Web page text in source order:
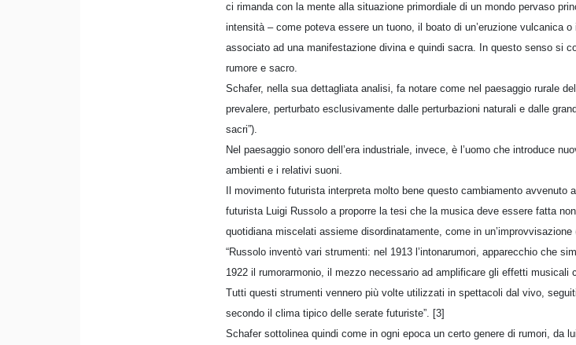
ci rimanda con la mente alla situazione primordiale di un mondo pervaso
intensità – come poteva essere un tuono, il boato di un’eruzione vulcanica
associato ad una manifestazione divina e quindi sacra. In questo senso si
rumore e sacro.
Schafer, nella sua dettagliata analisi, fa notare come nel paesaggio rurale
prevalere, perturbato esclusivamente dalle perturbazioni naturali e dalle
sacri”).
Nel paesaggio sonoro dell’era industriale, invece, è l’uomo che introduce
ambienti e i relativi suoni.
Il movimento futurista interpreta molto bene questo cambiamento
futurista Luigi Russolo a proporre la tesi che la musica deve essere fatta
quotidiana miscelati assieme disordinatamente, come in un’improvvisazione
“Russolo inventò vari strumenti: nel 1913 l’intonarumori, apparecchio che
1922 il rumorarmonio, il mezzo necessario ad amplificare gli effetti musicali
Tutti questi strumenti vennero più volte utilizzati in spettacoli dal vivo,
secondo il clima tipico delle serate futuriste”. [3]
Schafer sottolinea quindi come in ogni epoca un certo genere di rumori, da